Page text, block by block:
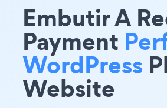
Embutir A
Payment
WordPress
Website